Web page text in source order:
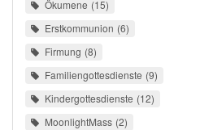
Ökumene 15
Erstkommunion 6
Firmung 8
Familiengottesdienste 9
Kindergottesdienste 12
MoonlightMass 2